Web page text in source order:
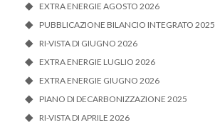
EXTRA ENERGIE AGOSTO 2026
PUBBLICAZIONE BILANCIO INTEGRATO 2025
RI-VISTA DI GIUGNO 2026
EXTRA ENERGIE LUGLIO 2026
EXTRA ENERGIE GIUGNO 2026
PIANO DI DECARBONIZZAZIONE 2025
RI-VISTA DI APRILE 2026